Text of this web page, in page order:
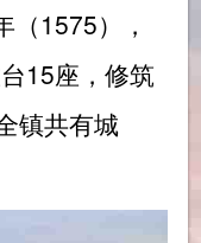
1575），
15座，修筑
镇共有城